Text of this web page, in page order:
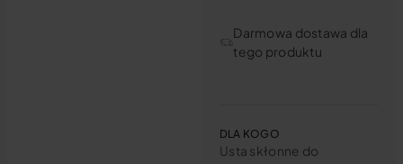
Darmowa dostawa dla
tego produktu
DLA KOGO
Usta skłonne do